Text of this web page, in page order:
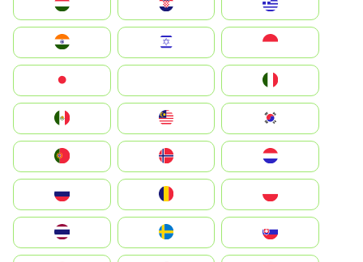
Hrvatska
Magyarország
Indonesia
South Korea
Nederland
Portugal
România
Slovensko